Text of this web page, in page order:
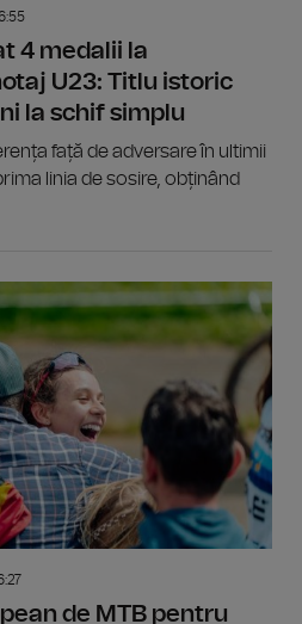
4 medalii la
U23: Titlu istoric
la schif simplu
față de adversare în ultimii
linia de sosire, obținând
de MTB pentru